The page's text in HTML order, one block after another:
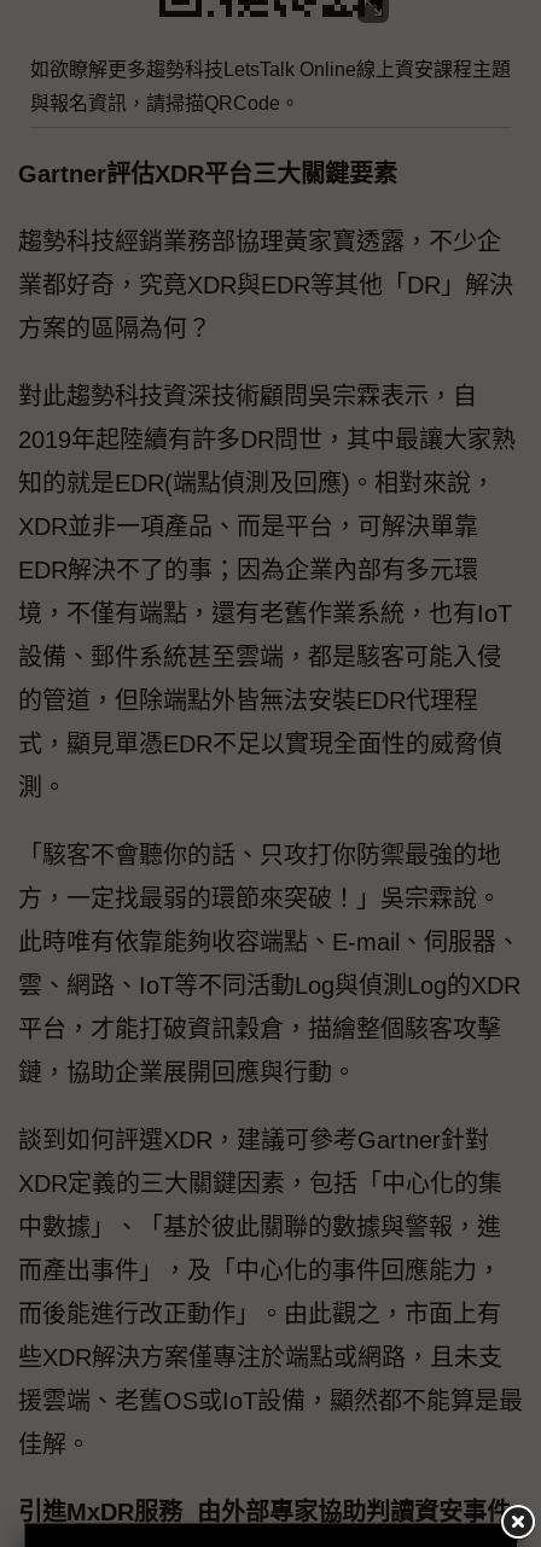
如欲瞭解更多趨勢科技LetsTalk Online線上資安課程主題
與報名資訊，請掃描QRCode。
Gartner評估XDR平台三大關鍵要素
趨勢科技經銷業務部協理黃家寶透露，不少企
業都好奇，究竟XDR與EDR等其他「DR」解決
方案的區隔為何？
對此趨勢科技資深技術顧問吳宗霖表示，自
2019年起陸續有許多DR問世，其中最讓大家熟
知的就是EDR(端點偵測及回應)。相對來說，
XDR並非一項產品、而是平台，可解決單靠
EDR解決不了的事；因為企業內部有多元環
境，不僅有端點，還有老舊作業系統，也有IoT
設備、郵件系統甚至雲端，都是駭客可能入侵
的管道，但除端點外皆無法安裝EDR代理程
式，顯見單憑EDR不足以實現全面性的威脅偵
測。
「駭客不會聽你的話、只攻打你防禦最強的地
方，一定找最弱的環節來突破！」吳宗霖說。
此時唯有依靠能夠收容端點、E-mail、伺服器、
雲、網路、IoT等不同活動Log與偵測Log的XDR
平台，才能打破資訊穀倉，描繪整個駭客攻擊
鏈，協助企業展開回應與行動。
談到如何評選XDR，建議可參考Gartner針對
XDR定義的三大關鍵因素，包括「中心化的集
中數據」、「基於彼此關聯的數據與警報，進
而產出事件」，及「中心化的事件回應能力，
而後能進行改正動作」。由此觀之，市面上有
些XDR解決方案僅專注於端點或網路，且未支
援雲端、老舊OS或IoT設備，顯然都不能算是最
佳解。
引進MxDR服務 由外部專家協助判讀資安事件